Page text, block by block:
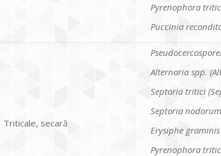
Pyrenophora
Puccinia
Triticale, secară
Alternaria spp.
Septoria tritici
Septoria
Erysiphe graminis
Pyrenophora